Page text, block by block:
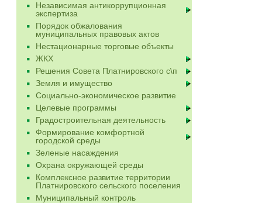
Независимая антикоррупционная
экспертиза
Порядок обжалования
муниципальных правовых актов
Нестационарные торговые объекты
ЖКХ
Решения Совета Платнировского с\п
Земля и имущество
Социально-экономическое развитие
Целевые программы
Градостроительная деятельность
Формирование комфортной
городской среды
Зеленые насаждения
Охрана окружающей среды
Комплексное развитие территории
Платнировского сельского поселения
Муниципальный контроль